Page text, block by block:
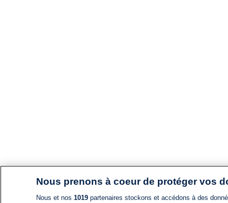
Nous prenons à coeur de protéger vos
Nous et nos 1019partenaires stockons et accédons à des